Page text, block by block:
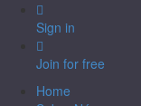
Sign in
Join for free
Home